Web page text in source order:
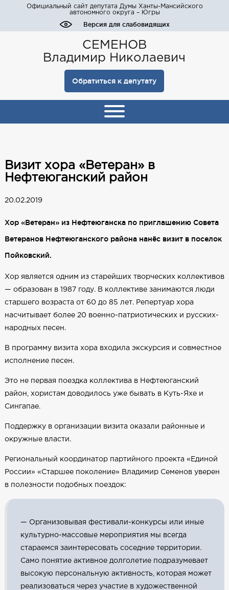
Официальный сайт депутата Думы Ханты-Мансийского
автономного округа – Югры
Версия для слабовидящих
СЕМЕНОВ
Владимир Николаевич
Обратиться к депутату
Визит хора «Ветеран» в
Нефтеюганский район
20.02.2019
Хор «Ветеран» из Нефтеюганска по приглашению Совета
Ветеранов Нефтеюганского района нанёс визит в поселок
Пойковский.
Хор является одним из старейших творческих коллективов
— образован в 1987 году. В коллективе занимаются люди
старшего возраста от 60 до 85 лет. Репертуар хора
насчитывает более 20 военно-патриотических и русских-
народных песен.
В программу визита хора входила экскурсия и совместное
исполнение песен.
Это не первая поездка коллектива в Нефтеюганский
район, хористам доводилось уже бывать в Куть-Яхе и
Сингапае.
Поддержку в организации визита оказали районные и
окружные власти.
Региональный координатор партийного проекта «Единой
России» «Старшее поколение» Владимир Семенов уверен
в полезности подобных поездок:
— Организовывая фестивали-конкурсы или иные
культурно-массовые мероприятия мы всегда
стараемся заинтересовать соседние территории.
Само понятие активное долголетие подразумевает
высокую персональную активность, которая может
реализоваться через участие в художественной